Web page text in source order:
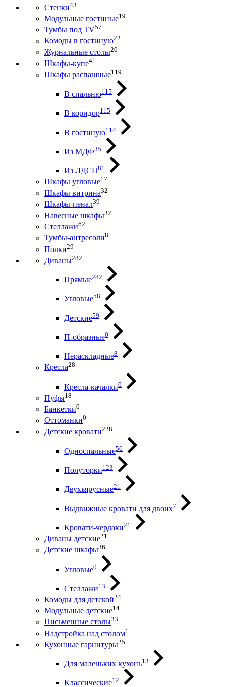
Стенки43
Модульные гостиные19
Тумбы под ТV57
Комоды в гостиную22
Журнальные столы20
Шкафы-купе41
Шкафы распашные119
В спальню115
В коридор115
В гостиную114
Из МДФ35
Из ЛДСП81
Шкафы угловые17
Шкафы витрина32
Шкафы-пенал39
Навесные шкафы32
Стеллажи62
Тумбы-антресоли8
Полки29
Диваны282
Прямые282
Угловые58
Детские59
П-образные0
Нераскладные8
Кресла28
Кресла-качалки0
Пуфы18
Банкетки0
Оттоманки0
Детские кровати228
Односпальные56
Полуторки123
Двухъярусные21
Выдвижные кровати для двоих7
Кровати-чердаки21
Диваны детские21
Детские шкафы36
Угловые0
Стеллажи13
Комоды для детской24
Модульные детские14
Письменные столы33
Надстройка над столом1
Кухонные гарнитуры25
Для маленьких кухонь13
Классические12